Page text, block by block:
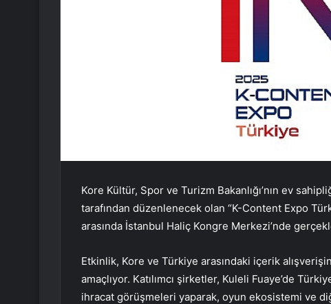
Kore Kültür, Spor ve Turizm Bakanlığı’nın ev
tarafından düzenlenecek olan “K-Content Expo
arasında İstanbul Haliç Kongre Merkezi’nde
Etkinlik, Kore ve Türkiye arasındaki içerik
amaçlıyor. Katılımcı şirketler, Kuleli Fuaye’de
ihracat görüşmeleri yaparak, oyun ekosistemi ve